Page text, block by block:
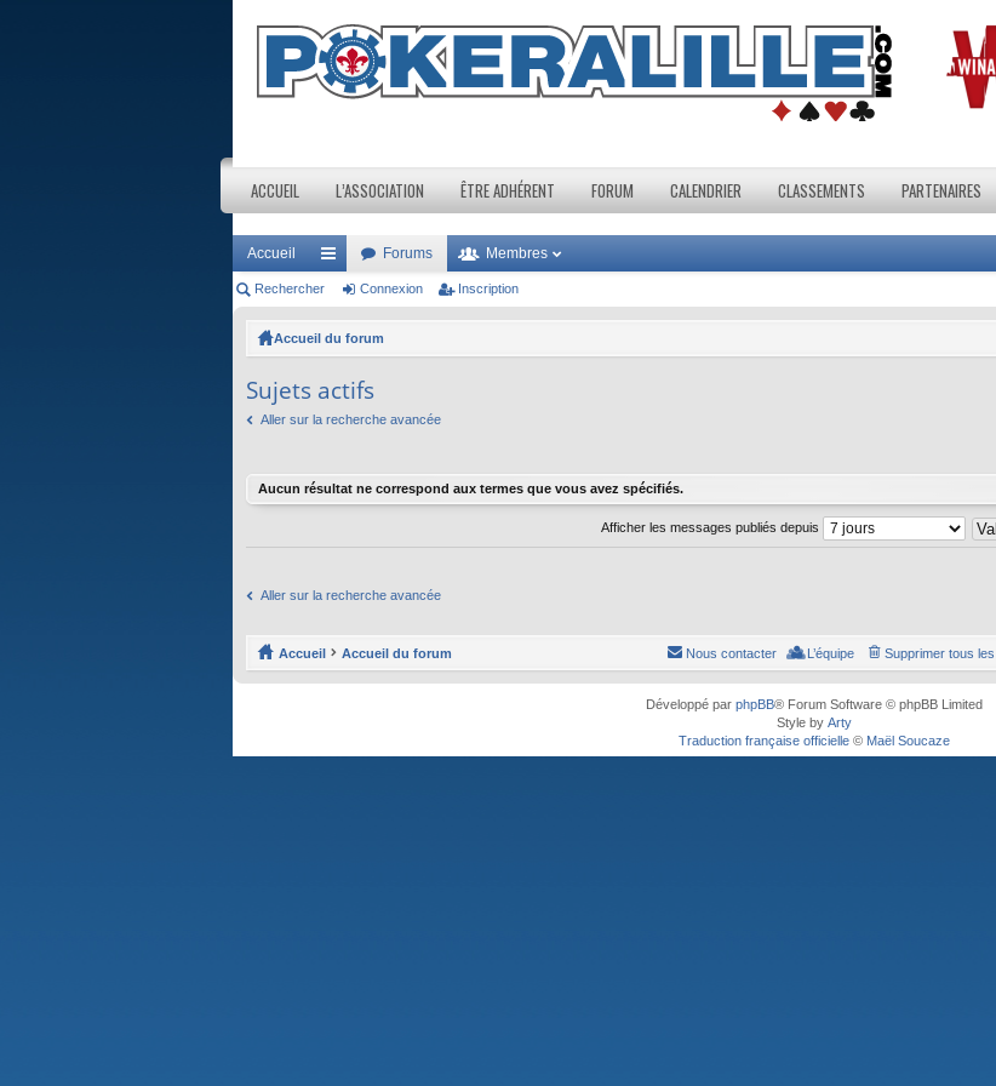
ACCUEIL L’ASSOCIATION ÊTRE ADHÉRENT FORUM CALENDRIER CLASSEMENTS PARTENAIRES
Accueil
ac
ci
Forums Membres
Rechercher Connexion Inscription
Accueil du forum
Sujets actifs
Aller sur la recherche avancée
Aucun résultat ne correspond aux termes que vous avez spécifiés.
Afficher les messages publiés depuis
Aller sur la recherche avancée
Accueil Accueil du forum Supprimer tous
L’équipe
Nous contacter
Développé par phpBB® Forum Software © phpBB Limited
Style by Arty
Traduction française officielle © Maël Soucaze